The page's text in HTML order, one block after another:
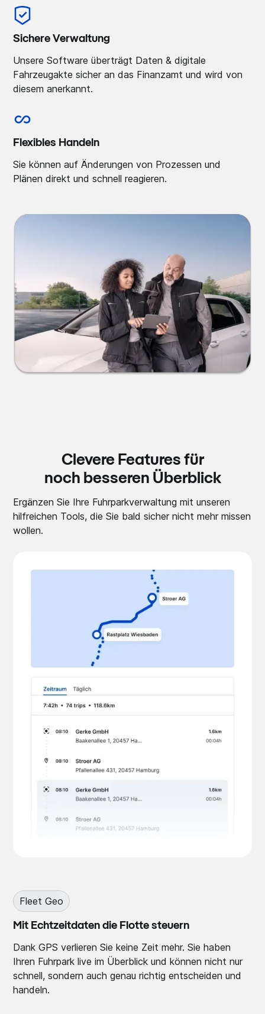
Sichere Verwaltung
Unsere Software überträgt Daten & digitale
Fahrzeugakte sicher an das Finanzamt und wird von
diesem anerkannt.
Flexibles Handeln
Sie können auf Änderungen von Prozessen und
Plänen direkt und schnell reagieren.
Clevere Features für
noch besseren Überblick
Ergänzen Sie Ihre Fuhrparkverwaltung mit unseren
hilfreichen Tools, die Sie bald sicher nicht mehr missen
wollen.
Fleet Geo
Mit Echtzeitdaten die Flotte steuern
Dank GPS verlieren Sie keine Zeit mehr. Sie haben
Ihren Fuhrpark live im Überblick und können nicht nur
schnell, sondern auch genau richtig entscheiden und
handeln.